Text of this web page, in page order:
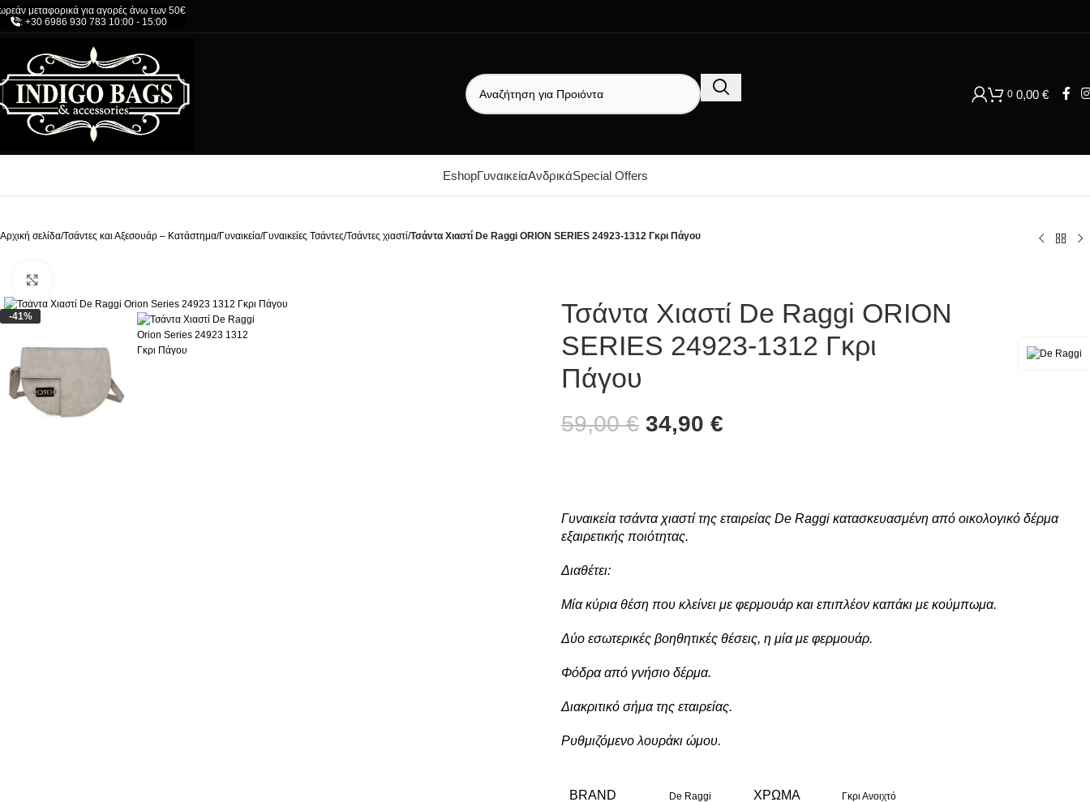
μεταφορικά για αγορές άνω των 50€
: +30 6986 930 783 10:00 - 15:00
0 0,00 €
EshopΓυναικείαΑνδρικάSpecial Offers
Αρχική σελίδα/Τσάντες και Αξεσουάρ – Κατάστημα/Γυναικεία/Γυναικείες Τσάντες/Τσάντες χιαστί/Τσάντα Χιαστί De Raggi ORION SERIES 24923-1312 Γκρι Πάγου
-41%
Τσάντα Χιαστί De Raggi ORION
SERIES 24923-1312 Γκρι
Πάγου
59,00€ 34,90 €
Γυναικεία τσάντα χιαστί της εταιρείας De Raggi κατασκευασμένη από οικολογικό δέρμα
εξαιρετικής ποιότητας.
Διαθέτει:
Μία κύρια θέση που κλείνει με φερμουάρ και επιπλέον καπάκι με κούμπωμα.
Δύο εσωτερικές βοηθητικές θέσεις, η μία με φερμουάρ.
Φόδρα από γνήσιο δέρμα.
Διακριτικό σήμα της εταιρείας.
Ρυθμιζόμενο λουράκι ώμου.
BRAND De Raggi ΧΡΏΜΑ Γκρι Ανοιχτό